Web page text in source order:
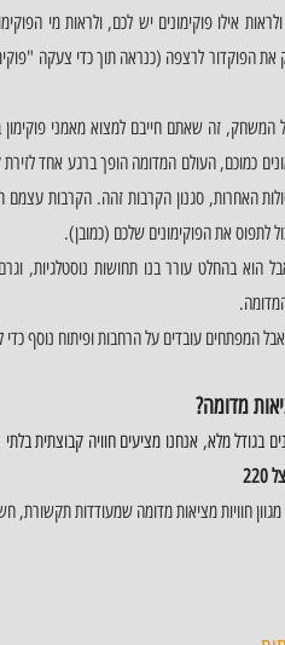
לתפוס את הפוקימונים שלכם (כמובן).
המפתחים עובדים על הרחבות ופיתוח נוסף
מדומה?
בגודל מלא, אנחנו מציעים חוויה
חוויות מציאות מדומה שמעודדות תקשורת,